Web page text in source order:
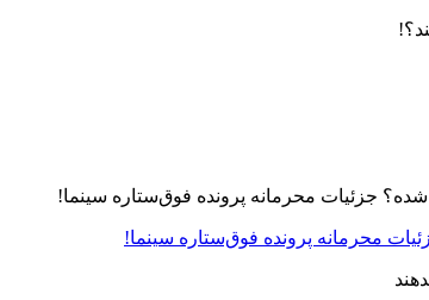
محرمانه پرونده فوق‌ستاره سینما!